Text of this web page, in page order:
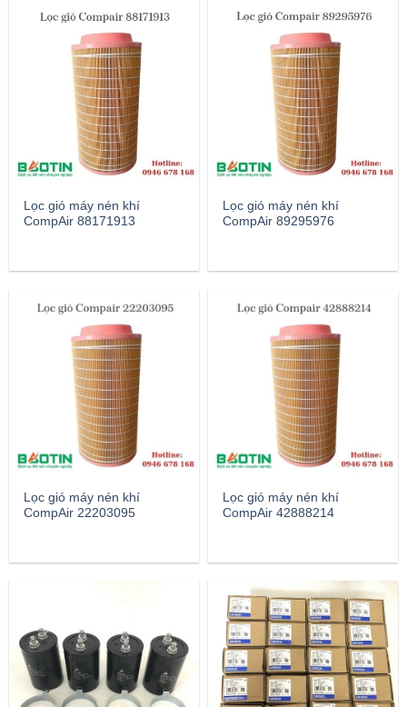
Lọc gió máy nén khí
CompAir 88171913
Lọc gió máy nén khí
CompAir 89295976
Lọc gió máy nén khí
CompAir 22203095
Lọc gió máy nén khí
CompAir 42888214